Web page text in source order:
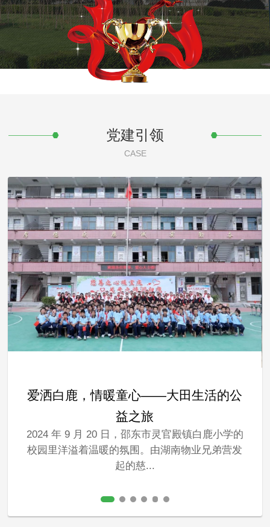
党建引领
CASE
爱洒白鹿，情暖童心——大田生活的公
益之旅
2024 年 9 月 20 日，邵东市灵官殿镇白鹿小学的
校园里洋溢着温暖的氛围。由湖南物业兄弟营发
起的慈...